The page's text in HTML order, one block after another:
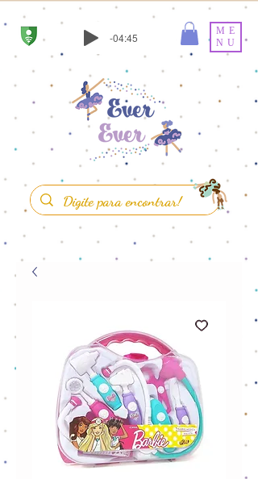
-04:45
ME
NU